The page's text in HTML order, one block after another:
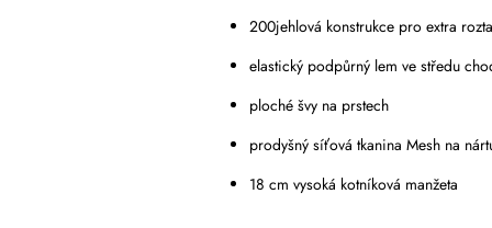
200jehlová konstrukce pro extra
elastický podpůrný lem ve středu
ploché švy na prstech
prodyšný síťová tkanina Mesh na
18 cm vysoká kotníková manžeta